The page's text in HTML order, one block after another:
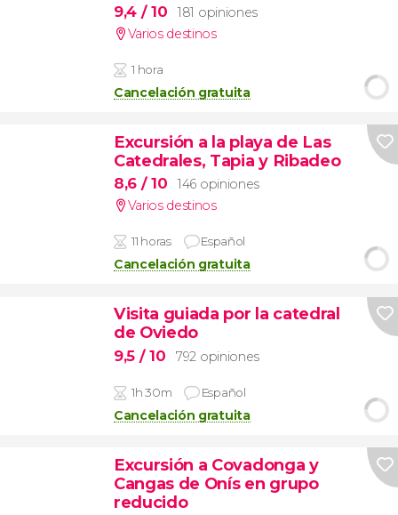
9,4 / 10
181 opiniones
Varios destinos
1 hora
Cancelación gratuita
Excursión a la playa de Las
Catedrales, Tapia y Ribadeo
8,6 / 10
146 opiniones
Varios destinos
11 horas Español
Cancelación gratuita
Visita guiada por la catedral
de Oviedo
9,5 / 10 792 opiniones
1h 30m Español
Cancelación gratuita
Excursión a Covadonga y
Cangas de Onís en grupo
reducido